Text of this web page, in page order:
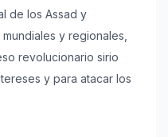
de los Assad y
y regionales,
revolucionario sirio
y para atacar los